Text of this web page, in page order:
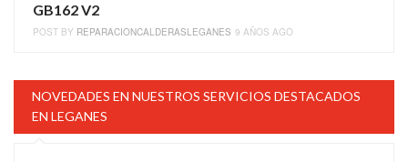
GB162 V2
POST BY REPARACIONCALDERASLEGANES 9 AÑOS AGO
NOVEDADES EN NUESTROS SERVICIOS DESTACADOS
EN LEGANES